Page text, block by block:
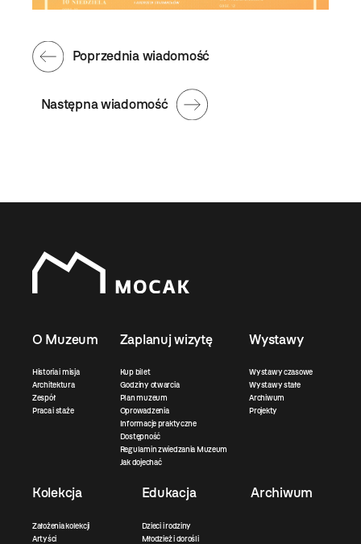
Następna wiadomość
Poprzednia wiadomość
O Muzeum
Historia i misja
Architektura
Zespół
Praca i staże
Zaplanuj wizytę
Kup bilet
Godziny otwarcia
Plan muzeum
Oprowadzenia
Informacje praktyczne
Dostępność
Regulamin zwiedzania Muzeum
Jak dojechać
Wystawy
Wystawy czasowe
Wystawy stałe
Archiwum
Projekty
Kolekcja
Założenia kolekcji
Artyści
Edukacja
Dzieci i rodziny
Młodzież i dorośli
Archiwum